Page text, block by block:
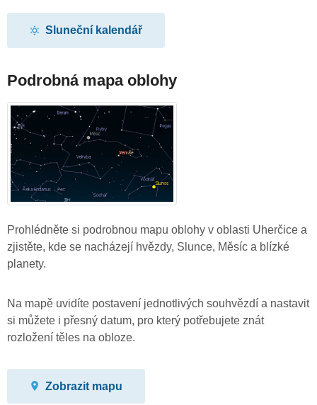
Sluneční kalendář
Podrobná mapa oblohy
Prohlédněte si podrobnou mapu oblohy v oblasti Uherčice a
zjistěte, kde se nacházejí hvězdy, Slunce, Měsíc a blízké
planety.
Na mapě uvidíte postavení jednotlivých souhvězdí a nastavit
si můžete i přesný datum, pro který potřebujete znát
rozložení těles na obloze.
Zobrazit mapu